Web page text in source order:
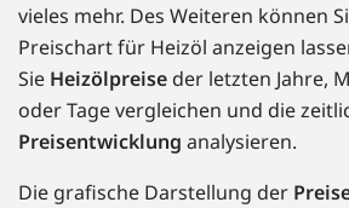
vieles mehr. Des Weiteren können
Preischart für Heizöl anzeigen
Sie Heizölpreise der letzten Jahre,
oder Tage vergleichen und die
Preisentwicklung analysieren.
Die grafische Darstellung der